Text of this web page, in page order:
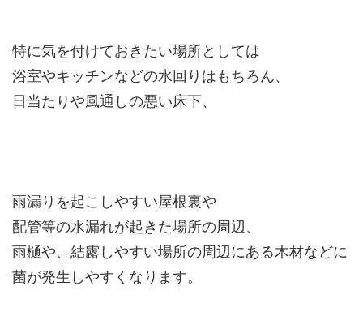
特に気を付けておきたい場所としては
浴室やキッチンなどの水回りはもちろん、
日当たりや風通しの悪い床下、
雨漏りを起こしやすい屋根裏や
配管等の水漏れが起きた場所の周辺、
雨樋や、結露しやすい場所の周辺にある木材などに
菌が発生しやすくなります。